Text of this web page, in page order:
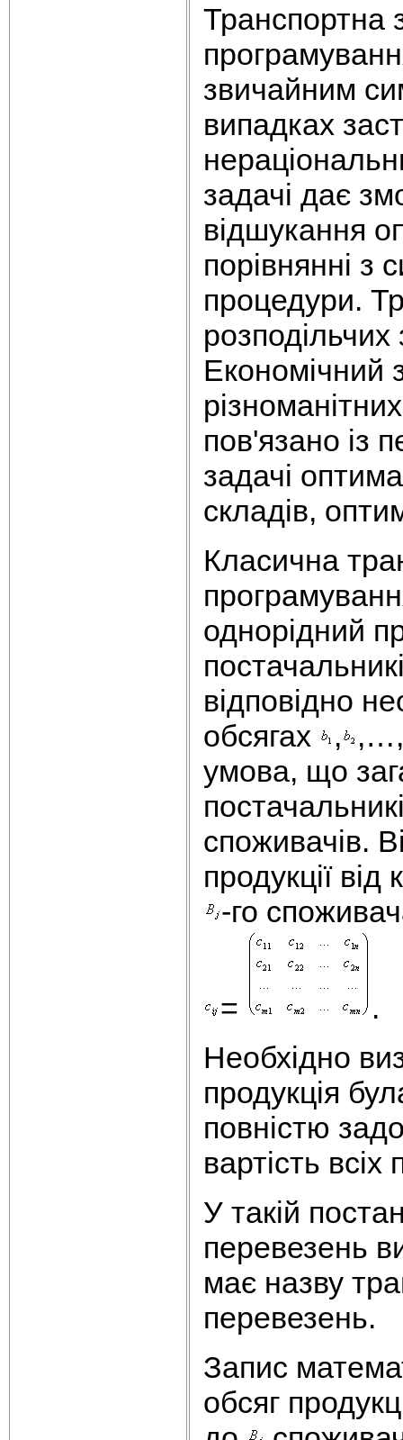
Транспортна
звичайним
випадках
задачі дає
відшукання
порівнянні
процедури.
Економічний
пов'язано із
задачі
складів,
Класична
однорідний
відповідно
обсягах
, ,…,
умова, що
споживачів.
продукції
-го
=
.
Необхідно
продукція
повністю
вартість
У такій
перевезень
має назву
перевезень.
Запис
обсяг